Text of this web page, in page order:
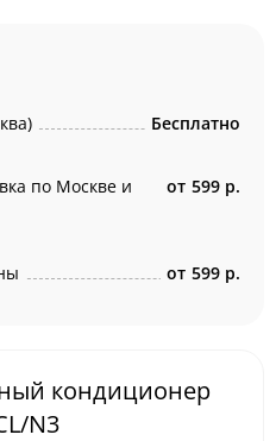
Бесплатно
по Москве и
от 599 р.
от 599 р.
кондиционер
N3